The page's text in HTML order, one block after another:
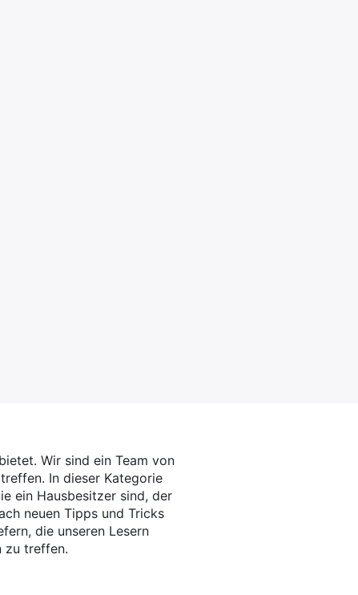
Wir sind ein Team von
In dieser Kategorie
ein Hausbesitzer sind, der
neuen Tipps und Tricks
die unseren Lesern
zu treffen.